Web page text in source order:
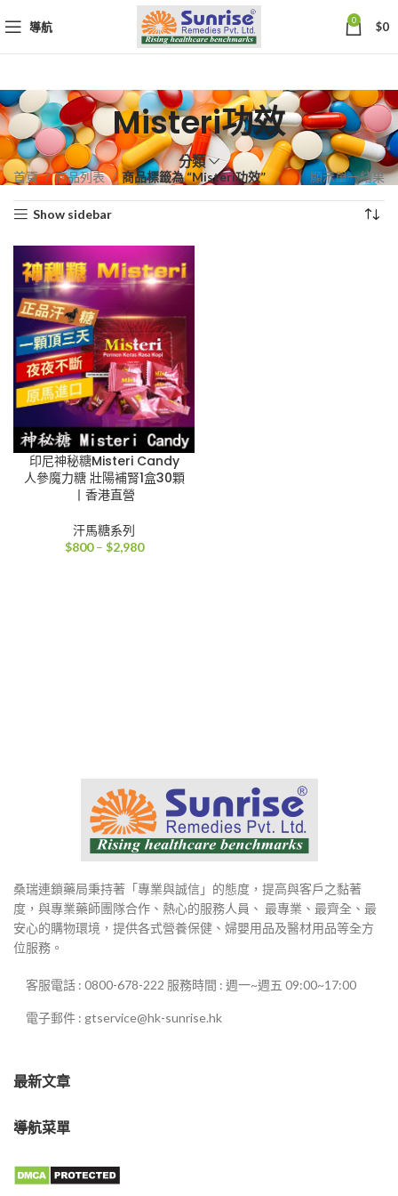
導航 0 $0
Misteri功效
分類
首頁 商品列表 商品標籤為 “Misteri功效” 顯示單一結果
Show sidebar
印尼神秘糖Misteri Candy
人參魔力糖 壯陽補腎1盒30顆
丨香港直營
汗馬糖系列
$800 – $2,980價
桑瑞連鎖藥局秉持著「專業與誠信」的態度，提高與客戶之黏著
度，與專業藥師團隊合作、熱心的服務人員、 最專業、最齊全、最
安心的購物環境，提供各式營養保健、婦嬰用品及醫材用品等全方
位服務。
客服電話 : 0800-678-222 服務時間 : 週一~週五 09:00~17:00
電子郵件 : gtservice@hk-sunrise.hk
最新文章
導航菜單